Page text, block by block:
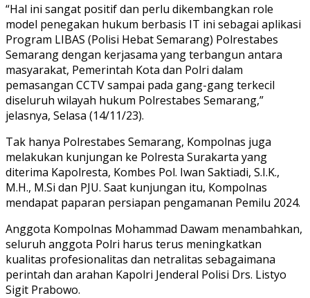
“Hal ini sangat positif dan perlu dikembangkan role
model penegakan hukum berbasis IT ini sebagai aplikasi
Program LIBAS (Polisi Hebat Semarang) Polrestabes
Semarang dengan kerjasama yang terbangun antara
masyarakat, Pemerintah Kota dan Polri dalam
pemasangan CCTV sampai pada gang-gang terkecil
diseluruh wilayah hukum Polrestabes Semarang,”
jelasnya, Selasa (14/11/23).
Tak hanya Polrestabes Semarang, Kompolnas juga
melakukan kunjungan ke Polresta Surakarta yang
diterima Kapolresta, Kombes Pol. Iwan Saktiadi, S.I.K.,
M.H., M.Si dan PJU. Saat kunjungan itu, Kompolnas
mendapat paparan persiapan pengamanan Pemilu 2024.
Anggota Kompolnas Mohammad Dawam menambahkan,
seluruh anggota Polri harus terus meningkatkan
kualitas profesionalitas dan netralitas sebagaimana
perintah dan arahan Kapolri Jenderal Polisi Drs. Listyo
Sigit Prabowo.